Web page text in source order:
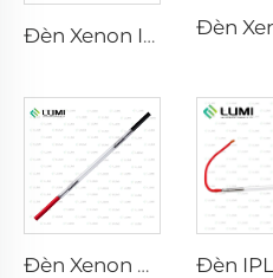
Đèn Xenon IPL P1541 – 9×45×100 mm
Đèn Xenon Laser L2021-7×65×130 mm